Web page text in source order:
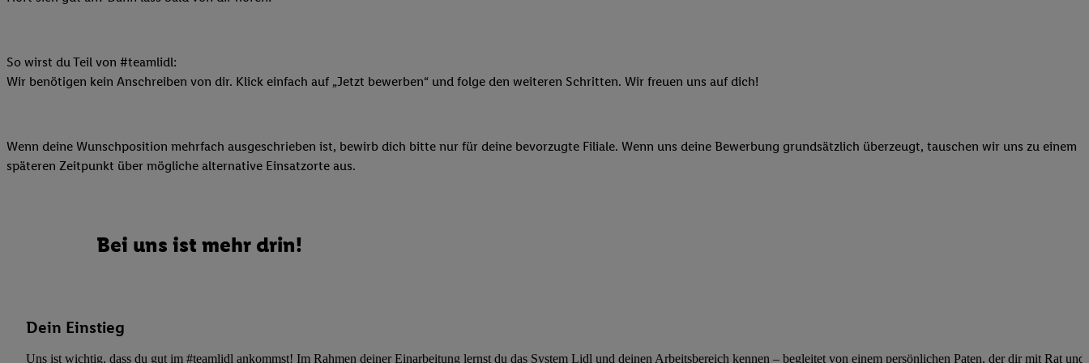
So wirst du Teil von #teamlidl:
Wir benötigen kein Anschreiben von dir. Klick einfach auf „Jetzt bewerben“ und folge den weiteren Schritten. Wir freuen uns auf dich!
Wenn deine Wunschposition mehrfach ausgeschrieben ist, bewirb dich bitte nur für deine bevorzugte Filiale. Wenn uns deine Bewerbung grundsätzlich überzeugt, tauschen wir uns zu einem
späteren Zeitpunkt über mögliche alternative Einsatzorte aus.
Bei uns ist mehr drin!
Dein Einstieg
Uns ist wichtig, dass du gut im #teamlidl ankommst! Im Rahmen deiner Einarbeitung lernst du das System Lidl und deinen Arbeitsbereich kennen – begleitet von einem persönlichen Paten, der dir mit Rat und
Anzeige von Werbung und Inhalten, Abgleichung und Kombination von Daten aus unterschiedlichen Quellen,
Verwendung genauer Standortdaten. Erstellung von Profilen für personalisierte Werbung. Speichern von
zur Auswahl personalisierter Werbung.